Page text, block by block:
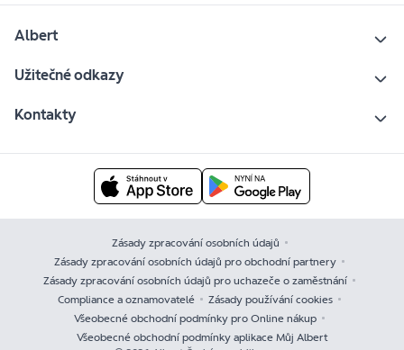
Albert
Užitečné odkazy
Kontakty
Zásady zpracování osobních údajů
Zásady zpracování osobních údajů pro obchodní partnery
Zásady zpracování osobních údajů pro uchazeče o zaměstnání
Compliance a oznamovatelé
Zásady používání cookies
Všeobecné obchodní podmínky pro Online nákup
Všeobecné obchodní podmínky aplikace Můj Albert